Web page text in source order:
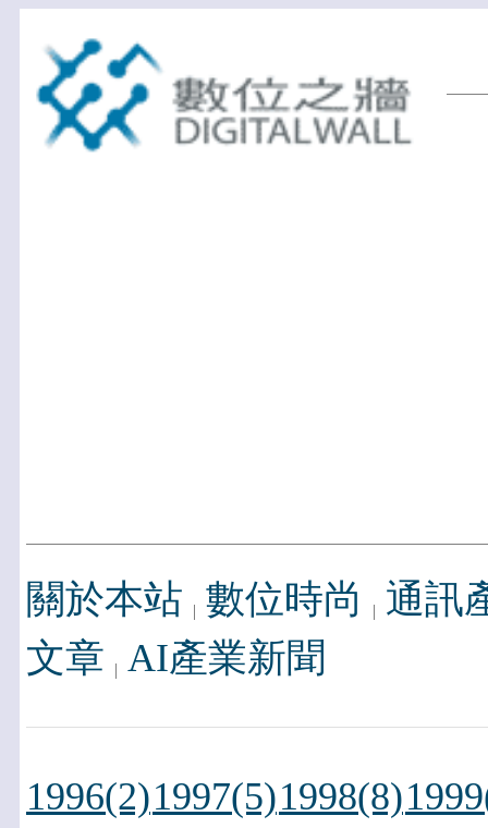
關於本站 數位時尚
通訊
文章 AI產業新聞
1996(2)1997(5)1998(8)